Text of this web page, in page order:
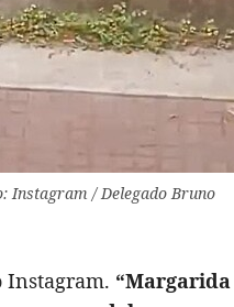
Instagram / Delegado Bruno
Instagram. “Margarida